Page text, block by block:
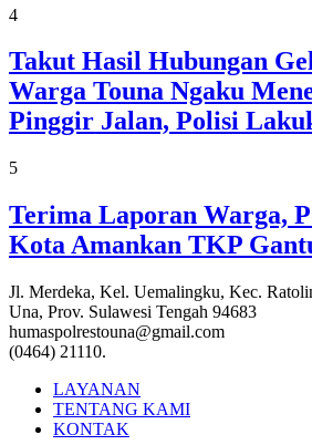
4
Takut Hasil Hubungan
Warga Touna Ngaku
Pinggir Jalan, Polisi
5
Terima Laporan Warga,
Kota Amankan TKP
Jl. Merdeka, Kel. Uemalingku, Kec.
Una, Prov. Sulawesi Tengah 94683
humaspolrestouna@gmail.com
(0464) 21110.
LAYANAN
TENTANG KAMI
KONTAK